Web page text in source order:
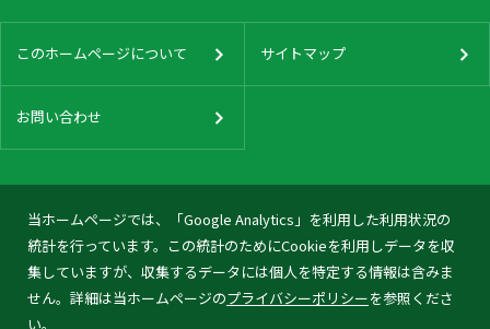
当ホームページでは、「Google Analytics」を利用した利用状況の
統計を行っています。この統計のためにCookieを利用しデータを収
集していますが、収集するデータには個人を特定する情報は含みま
せん。詳細は当ホームページのプライバシーポリシーを参照くださ
い。
このホームページについて サイトマップ
お問い合わせ